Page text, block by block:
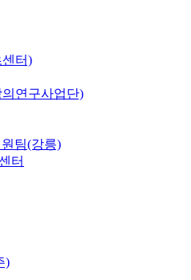
터)
연구사업단)
팀(강릉)
터
)